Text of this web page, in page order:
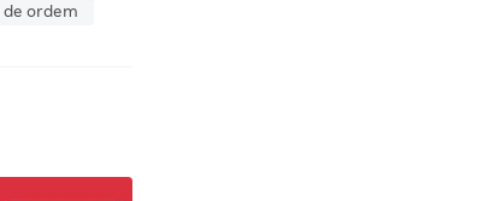
ordem